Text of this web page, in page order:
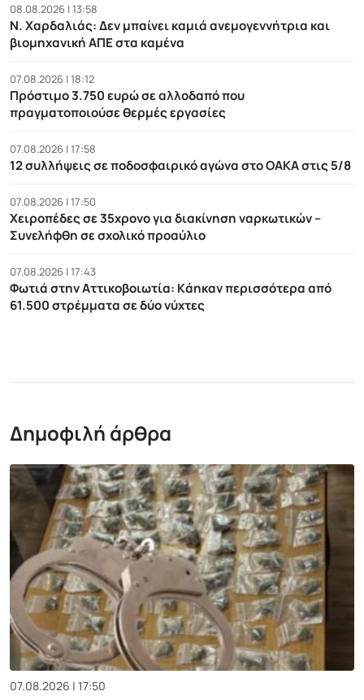
08.08.2026 | 13:58
Ν. Χαρδαλιάς: Δεν μπαίνει καμιά ανεμογεννήτρια και
βιομηχανική ΑΠΕ στα καμένα
07.08.2026 | 18:12
Πρόστιμο 3.750 ευρώ σε αλλοδαπό που
πραγματοποιούσε θερμές εργασίες
07.08.2026 | 17:58
12 συλλήψεις σε ποδοσφαιρικό αγώνα στο ΟΑΚΑ στις 5/8
07.08.2026 | 17:50
Χειροπέδες σε 35χρονο για διακίνηση ναρκωτικών –
Συνελήφθη σε σχολικό προαύλιο
07.08.2026 | 17:43
Φωτιά στην Αττικοβοιωτία: Kάηκαν περισσότερα από
61.500 στρέμματα σε δύο νύχτες
Δημοφιλή άρθρα
07.08.2026 | 17:50